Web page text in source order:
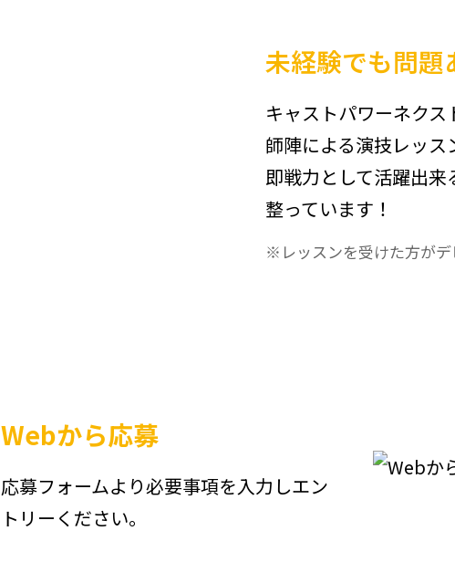
未経験でも問題
キャストパワーネク
師陣による演技レッ
即戦力として活躍出
整っています！
レッスンを受けた方が
Webから応募
応募フォームより必要事項を入力しエン
トリーください。